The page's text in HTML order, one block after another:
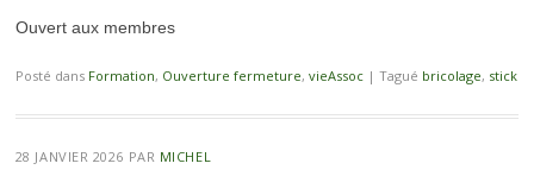
Ouvert aux membres
Posté dans Formation, Ouverture fermeture, vieAssoc | Tagué bricolage, stick
28 JANVIER 2026 PAR MICHEL